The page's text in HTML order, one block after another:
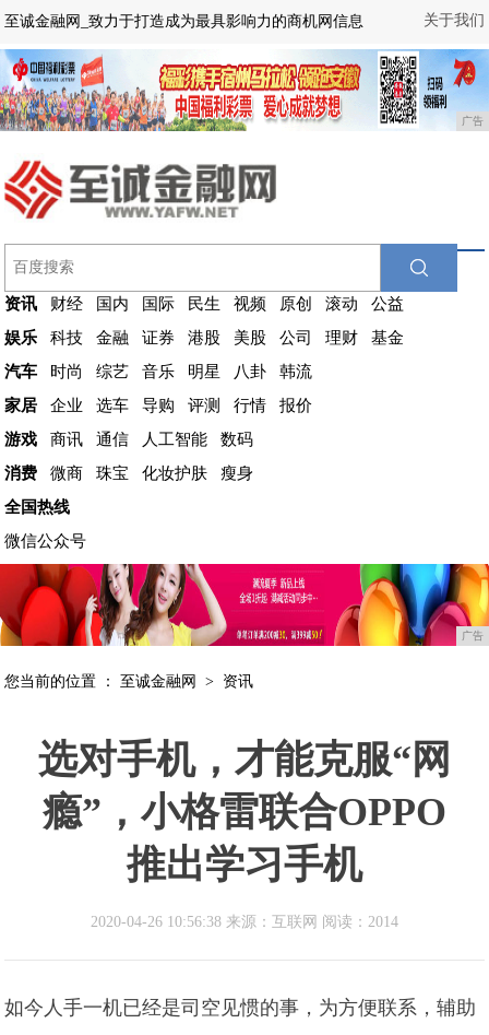
关于我们
至诚金融网_致力于打造成为最具影响力的商机网信息
广告
资讯 财经 国内 国际 民生 视频 原创 滚动
公益
娱乐
科技 金融 证券 港股 美股 公司 理财
基金
汽车
时尚 综艺 音乐 明星 八卦
韩流
家居
企业 选车 导购 评测 行情
报价
游戏
商讯 通信 人工智能
数码
消费
微商 珠宝 化妆护肤
瘦身
全国热线
微信公众号
广告
您当前的位置 ： 至诚金融网 > 资讯
选对手机，才能克服“网
瘾”，小格雷联合OPPO
推出学习手机
2020-04-26 10:56:38 来源：互联网 阅读：2014
如今人手一机已经是司空见惯的事，为方便联系，辅助